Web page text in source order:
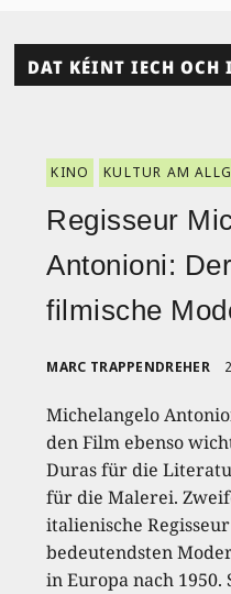
DAT KÉINT IECH OCH
KINO KULTUR AM
Regisseur
Antonioni:
filmische
MARC TRAPPENDREHER
Michelangelo
den Film ebenso
Duras für die
für die Malerei.
italienische
bedeutendsten
in Europa nach